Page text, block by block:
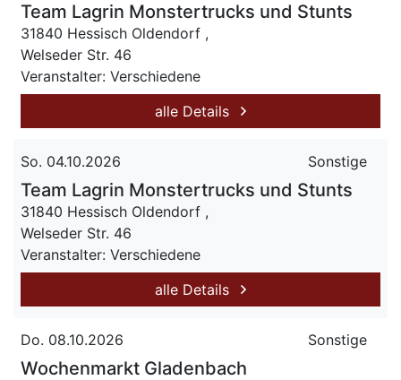
Team Lagrin Monstertrucks und Stunts
31840 Hessisch Oldendorf ,
Welseder Str. 46
Veranstalter: Verschiedene
alle Details
So. 04.10.2026 Sonstige
Team Lagrin Monstertrucks und Stunts
31840 Hessisch Oldendorf ,
Welseder Str. 46
Veranstalter: Verschiedene
alle Details
Do. 08.10.2026 Sonstige
Wochenmarkt Gladenbach